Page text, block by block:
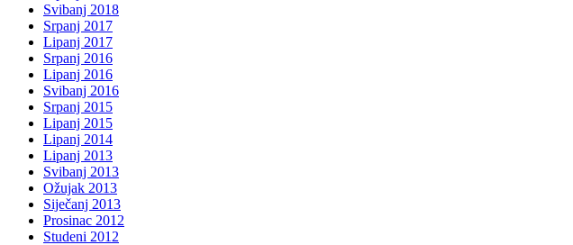
Svibanj 2018
Srpanj 2017
Lipanj 2017
Srpanj 2016
Lipanj 2016
Svibanj 2016
Srpanj 2015
Lipanj 2015
Lipanj 2014
Lipanj 2013
Svibanj 2013
Ožujak 2013
Siječanj 2013
Prosinac 2012
Studeni 2012